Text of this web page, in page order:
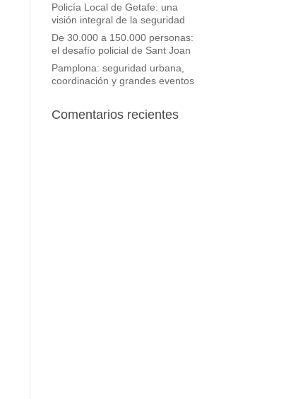
Policía Local de Getafe: una
visión integral de la seguridad
De 30.000 a 150.000 personas:
el desafío policial de Sant Joan
Pamplona: seguridad urbana,
coordinación y grandes eventos
Comentarios recientes